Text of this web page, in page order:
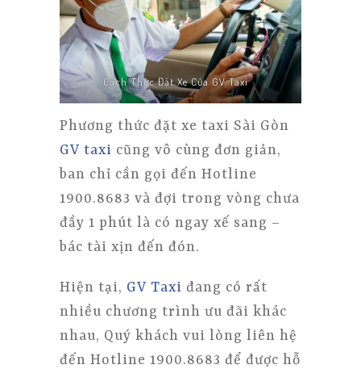
TRANG CHỦ
GIỚI THIỆU
ĐẶT XE
TIN TỨC
LIÊN HỆ
Cách Thức Đặt Xe Của GV Taxi
Phương thức đặt xe taxi Sài Gòn
GV taxi cũng vô cùng đơn giản,
ban chỉ cần gọi đến Hotline
1900.8683 và đợi trong vòng chưa
đầy 1 phút là có ngay xế sang –
bác tài xịn đến đón.
Hiện tại, GV Taxi đang có rất
nhiều chương trình ưu đãi khác
nhau, Quý khách vui lòng liên hệ
đến Hotline 1900.8683 để được hỗ